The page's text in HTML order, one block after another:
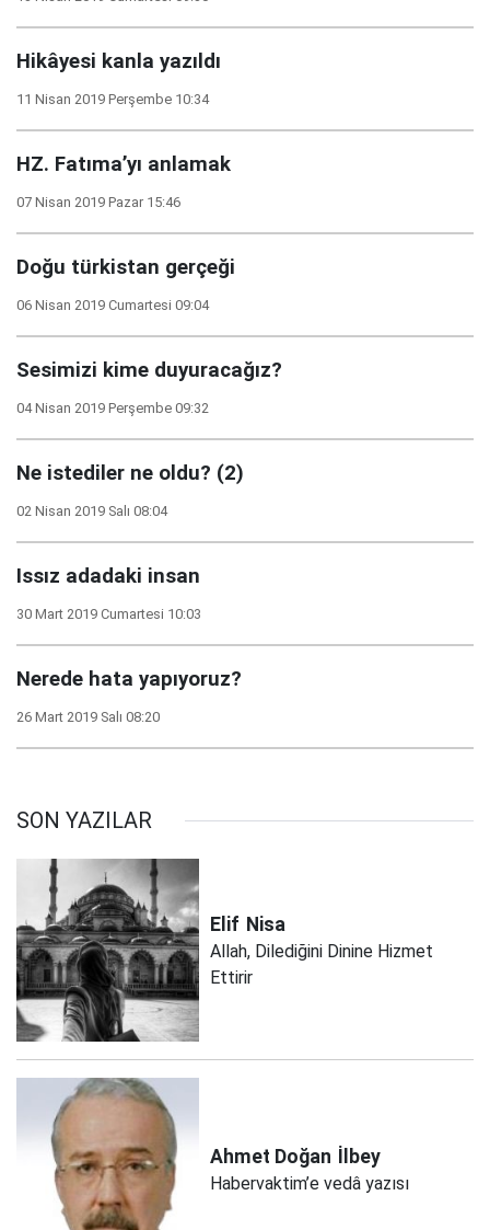
Hikâyesi kanla yazıldı
11 Nisan 2019 Perşembe 10:34
HZ. Fatıma’yı anlamak
07 Nisan 2019 Pazar 15:46
Doğu türkistan gerçeği
06 Nisan 2019 Cumartesi 09:04
Sesimizi kime duyuracağız?
04 Nisan 2019 Perşembe 09:32
Ne istediler ne oldu? (2)
02 Nisan 2019 Salı 08:04
Issız adadaki insan
30 Mart 2019 Cumartesi 10:03
Nerede hata yapıyoruz?
26 Mart 2019 Salı 08:20
SON YAZILAR
Elif Nisa
Allah, Dilediğini Dinine Hizmet
Ettirir
Ahmet Doğan İlbey
Habervaktim’e vedâ yazısı